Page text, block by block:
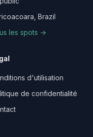
Brazil
les spots →
d'utilisation
de confidentialité